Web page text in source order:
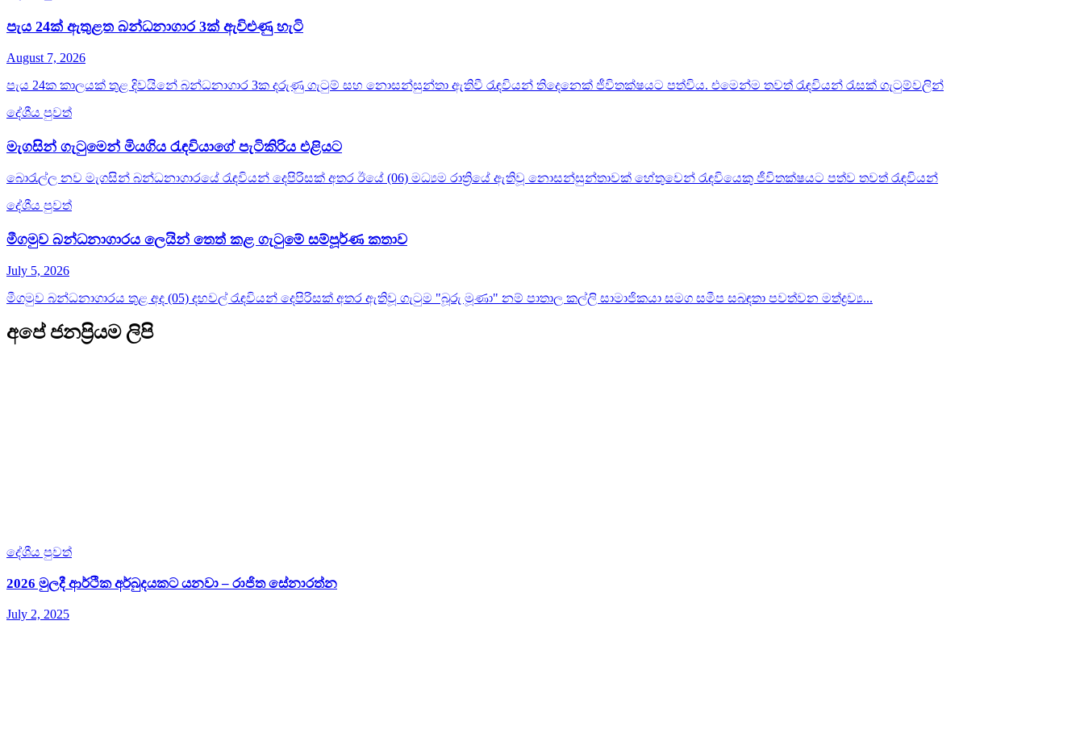
පැය 24ක් ඇතුළත බන්ධනාගාර 3ක් ඇවිළුණු හැටි
August 7, 2026
පැය 24ක කාලයක් තුළ දිවයිනේ බන්ධනාගාර 3ක දරුණු ගැටුම් සහ නොසන්සුන්තා ඇතිවී රැඳවියන් තිදෙනෙක් ජීවිතක්ෂයට පත්විය. එමෙන්ම තවත් රැඳවියන් රැසක් ගැටුම්වලින්
දේශීය පුවත්
මැගසින් ගැටුමෙන් මියගිය රැඳවියාගේ පැටිකිරිය එළියට
බොරැල්ල නව මැගසින් බන්ධනාගාරයේ රැඳවියන් දෙපිරිසක් අතර ඊයේ (06) මධ්‍යම රාත්‍රියේ ඇතිවූ නොසන්සුන්තාවක් හේතුවෙන් රැඳවියෙකු ජීවිතක්ෂයට පත්ව තවත් රැඳවියන්
දේශීය පුවත්
මීගමුව බන්ධනාගාරය ලෙයින් තෙත් කළ ගැටුමේ සම්පූර්ණ කතාව
July 5, 2026
මීගමුව බන්ධනාගාරය තුළ අද (05) දහවල් රැඳවියන් දෙපිරිසක් අතර ඇතිවූ ගැටුම "බූරු මූණා" නම් පාතාල කල්ලි සාමාජිකයා සමග සමීප සබඳතා පවත්වන මත්ද්‍රව්‍ය...
අපේ ජනප්‍රියම ලිපි
දේශීය පුවත්
2026 මුලදී ආර්ථික අර්බුදයකට යනවා – රාජිත සේනාරත්න
July 2, 2025